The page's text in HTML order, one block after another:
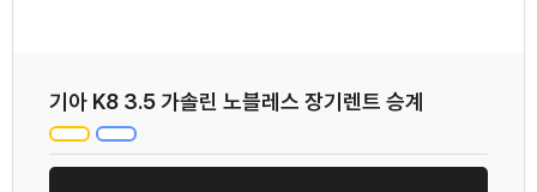
기아 K8 3.5 가솔린 노블레스 장기렌트 승계